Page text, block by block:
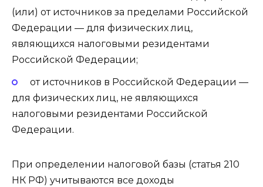
(или) от источников за пределами Российской
Федерации — для физических лиц,
являющихся налоговыми резидентами
Российской Федерации;
от источников в Российской Федерации —
для физических лиц, не являющихся
налоговыми резидентами Российской
Федерации.
При определении налоговой базы (статья 210
НК РФ) учитываются все доходы